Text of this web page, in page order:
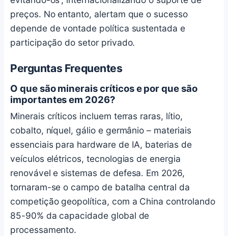
preços. No entanto, alertam que o sucesso
depende de vontade política sustentada e
participação do setor privado.
Perguntas Frequentes
O que são minerais críticos e por que são
importantes em 2026?
Minerais críticos incluem terras raras, lítio,
cobalto, níquel, gálio e germânio – materiais
essenciais para hardware de IA, baterias de
veículos elétricos, tecnologias de energia
renovável e sistemas de defesa. Em 2026,
tornaram-se o campo de batalha central da
competição geopolítica, com a China controlando
85-90% da capacidade global de
processamento.